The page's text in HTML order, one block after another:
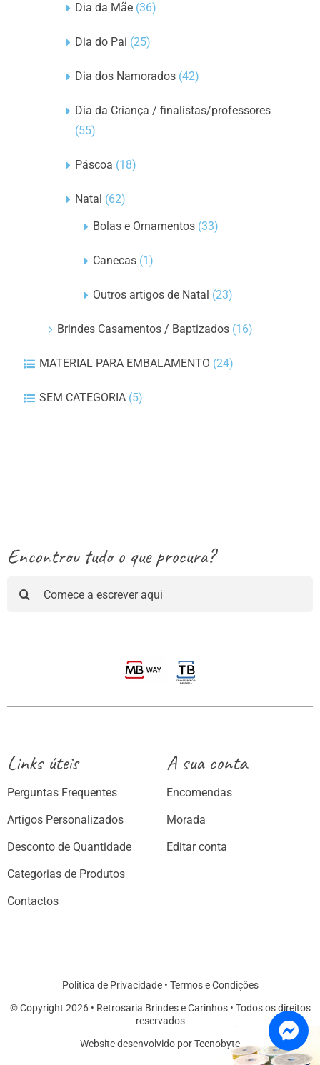
Dia da Mãe (36)
Dia do Pai (25)
Dia dos Namorados (42)
Dia da Criança / finalistas/professores
(55)
Páscoa (18)
Natal (62)
Bolas e Ornamentos (33)
Canecas (1)
Outros artigos de Natal (23)
Brindes Casamentos / Baptizados (16)
MATERIAL PARA EMBALAMENTO (24)
SEM CATEGORIA (5)
Encontrou tudo o que procura?
Links úteis
Perguntas Frequentes
Artigos Personalizados
Desconto de Quantidade
Categorias de Produtos
Contactos
A sua conta
Encomendas
Morada
Editar conta
Política de Privacidade• Termos e Condições
© Copyright 2026 • Retrosaria Brindes e Carinhos • Todos os direitos
reservados
Website desenvolvido por Tecnobyte